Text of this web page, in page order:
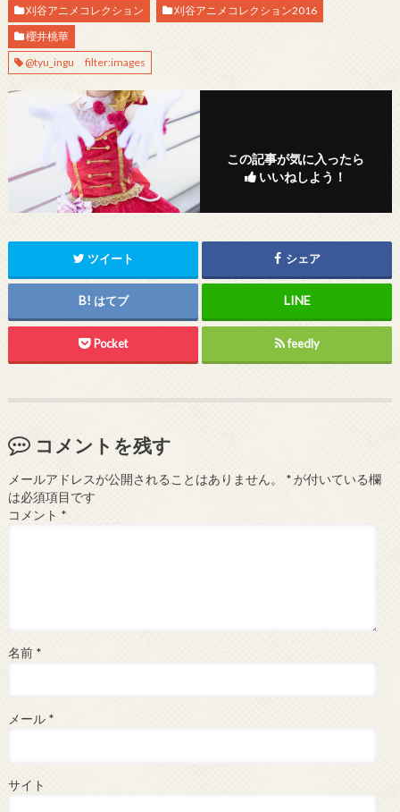
刈谷アニメコレクション
刈谷アニメコレクション2016
櫻井桃華
@tyu_ingu filter:images
この記事が気に入ったら
いいねしよう！
ツイート シェア
はてブ
Pocket feedly
コメントを残す
メールアドレスが公開されることはありません。 *が付いている欄
は必須項目です
コメント *
名前 *
メール *
サイト